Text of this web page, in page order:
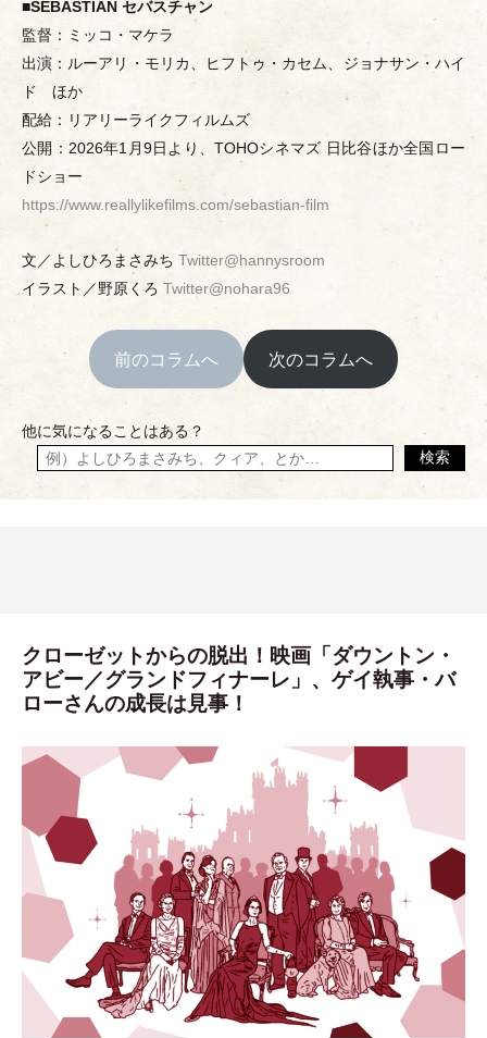
■SEBASTIAN セバスチャン
監督：ミッコ ・ マケラ
出演：ルーアリ
・ モリカ、ヒフトゥ ・ カセム、ジョナサン ・ ハイ
ド ほか
配給：リアリーライクフィルムズ
公開：2026年1月9日より、TOHOシネマズ 日比谷ほか全国ロー
ドショー
https://www.reallylikefilms.com/sebastian-film
文／よしひろまさみち Twitter@hannysroom
イラスト／野原くろ Twitter@nohara96
前のコラムへ 次のコラムへ
他に気になることはある？
検索
クローゼットからの脱出！映画「ダウントン・
アビー／グランドフィナーレ」、ゲイ執事・バ
ローさんの成長は見事！